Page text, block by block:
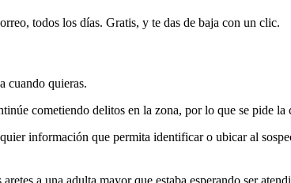
todos los días. Gratis, y te das de baja con un clic.
cuando quieras.
cometiendo delitos en la zona, por lo que se pide
información que permita identificar o ubicar al